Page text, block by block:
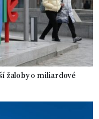
žaloby o miliardové